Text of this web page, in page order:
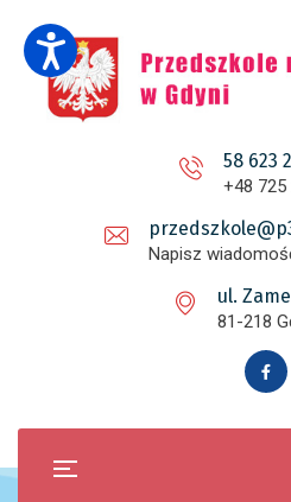
58 623
+48 725
Napisz
ul.
81-218